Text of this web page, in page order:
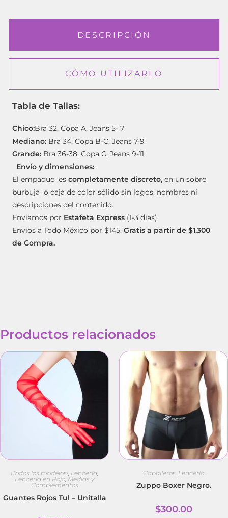
DESCRIPCIÓN
CÓMO UTILIZARLO
Tabla de Tallas:
Chico:Bra 32, Copa A, Jeans 5- 7
Mediano: Bra 34, Copa B-C, Jeans 7-9
Grande: Bra 36-38, Copa C, Jeans 9-11
Envío y dimensiones:
El empaque es completamente discreto, en un sobre
burbuja o caja de color sólido sin logos, nombres ni
descripciones del contenido.
Envíamos por Estafeta Express (1-3 días)
Envíos a Todo México por $145. Gratis a partir de $1,300
de Compra.
Productos relacionados
¡Todos los modelos!, Lencería,
Lencería en Rojo, Medias y
Complementos
Guantes Rojos Tul – Unitalla
Caballeros, Lencería
Zuppo Boxer Negro.
$300.00